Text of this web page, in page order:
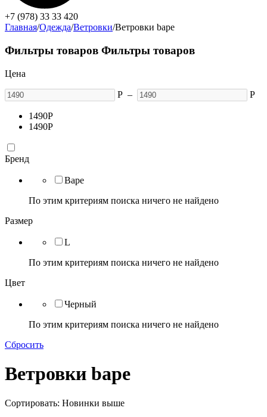
+7 (978) 33 33 420
Главная/Одежда/Ветровки/Ветровки bape
Фильтры товаров Фильтры товаров
Цена
Р – Р
1490Р
1490Р
Бренд
Bape
По этим критериям поиска ничего не найдено
Размер
L
По этим критериям поиска ничего не найдено
Цвет
Черный
По этим критериям поиска ничего не найдено
Сбросить
Ветровки bape
Сортировать: Новинки выше